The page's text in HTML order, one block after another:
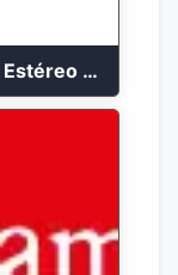
Guarzo Estéreo 24/7